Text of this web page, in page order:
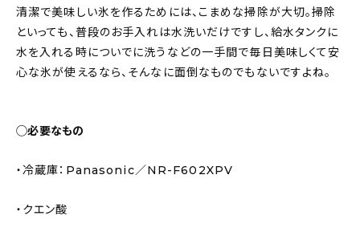
清潔で美味しい氷を作るためには、こまめな掃除が大切。掃除
といっても、普段のお手入れは水洗いだけですし、給水タンクに
水を入れる時についでに洗うなどの一手間で毎日美味しくて安
心な氷が使えるなら、そんなに面倒なものでもないですよね。
◯必要なもの
・冷蔵庫：Panasonic／NR-F602XPV
・クエン酸